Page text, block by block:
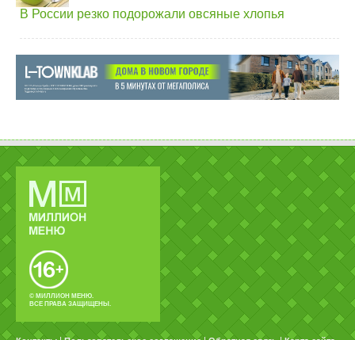
В России резко подорожали овсяные хлопья
© МИЛЛИОН МЕНЮ.
ВСЕ ПРАВА ЗАЩИЩЕНЫ.